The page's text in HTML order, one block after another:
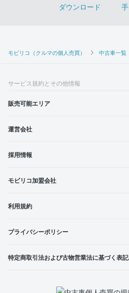
モビリコ（クルマの個人売買） 中古車一覧
サービス規約とその他情報
販売可能エリア
運営会社
採用情報
モビリコ加盟会社
利用規約
プライバシーポリシー
特定商取引法および古物営業法に基づく表記